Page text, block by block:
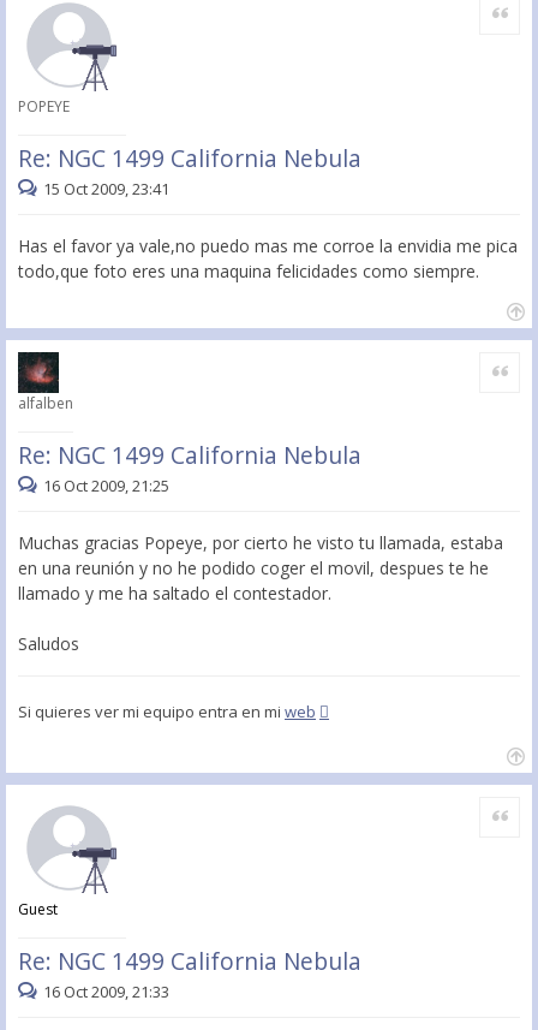
POPEYE
Re: NGC 1499 California Nebula
Citar
15 Oct 2009, 23:41
Has el favor ya vale,no puedo mas me corroe la envidia me pica
todo,que foto eres una maquina felicidades como siempre.
alfalben
Re: NGC 1499 California Nebula
Citar
16 Oct 2009, 21:25
Muchas gracias Popeye, por cierto he visto tu llamada, estaba
en una reunión y no he podido coger el movil, despues te he
llamado y me ha saltado el contestador.
Saludos
Si quieres ver mi equipo entra en mi web
Guest
Re: NGC 1499 California Nebula
Citar
16 Oct 2009, 21:33